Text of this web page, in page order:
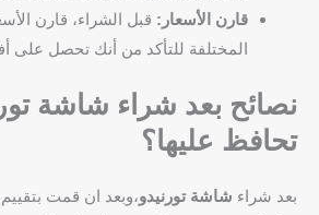
قارن الأسعار: قبل الشراء، قارن
المختلفة للتأكد من أنك تحصل
نصائح بعد شراء شاشة
تحافظ عليها؟
بعد شراء شاشة تورنيدو،وبعد ان قمت بتقييم